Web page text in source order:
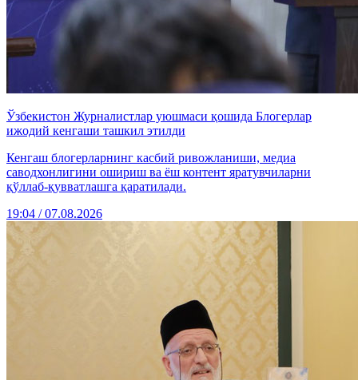
Ўзбекистон Журналистлар уюшмаси қошида Блогерлар
ижодий кенгаши ташкил этилди
Кенгаш блогерларнинг касбий ривожланиши, медиа
саводхонлигини ошириш ва ёш контент яратувчиларни
қўллаб-қувватлашга қаратилади.
19:04 / 07.08.2026